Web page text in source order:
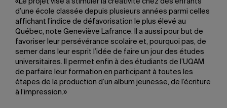
«Le projet vise à stimuler la créativité chez des enfants
d’une école classée depuis plusieurs années parmi celles
affichant l’indice de défavorisation le plus élevé au
Québec, note Geneviève Lafrance. Il a aussi pour but de
favoriser leur persévérance scolaire et, pourquoi pas, de
semer dans leur esprit l’idée de faire un jour des études
universitaires. Il permet enfin à des étudiants de l’UQAM
de parfaire leur formation en participant à toutes les
étapes de la production d’un album jeunesse, de l’écriture
à l’impression.»